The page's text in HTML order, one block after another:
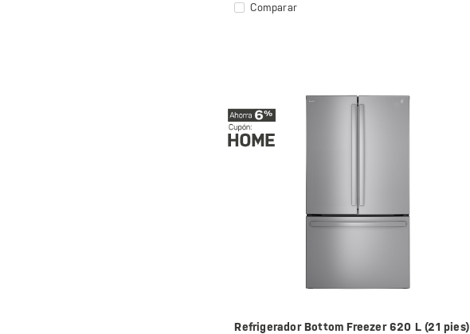
Comparar
Refrigerador Bottom Freezer 620 L (21 pies)